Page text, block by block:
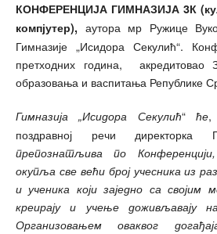
КОНФЕРЕНЦИЈА ГИМНАЗИЈА 3К
компјутер), аутора мр Ружице
Гимназије „Исидора Секулић“.
претходних година, акредитовао
образовања и васпитања Републике
Гимназија „Исидора Секулић“ ће,
поздравној речи директорка
препознатљива по
окупља све већи број учесника из
и ученика који заједно са својим
креирају и учење доживљавају
Организовањем оваквог